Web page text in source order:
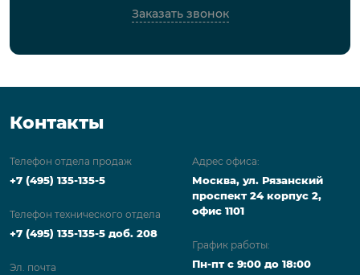
Заказать звонок
Контакты
Телефон отдела продаж
+7 (495) 135-135-5
Телефон технического отдела
+7 (495) 135-135-5 доб. 208
Эл. почта
Адрес офиса:
Москва, ул. Рязанский
проспект 24 корпус 2,
офис 1101
График работы:
Пн-пт с 9:00 до 18:00